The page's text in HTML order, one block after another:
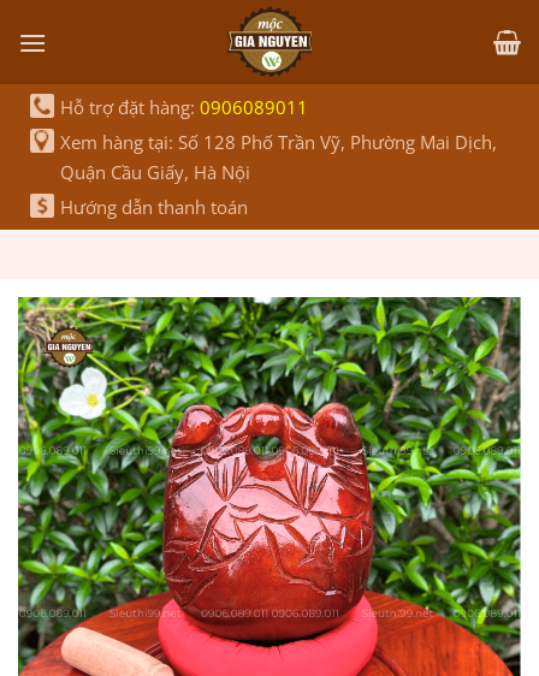
qua
dung
Hỗ trợ đặt hàng: 0906089011
Xem hàng tại: Số 128 Phố Trần Vỹ, Phường Mai Dịch,
Quận Cầu Giấy, Hà Nội
Hướng dẫn thanh toán